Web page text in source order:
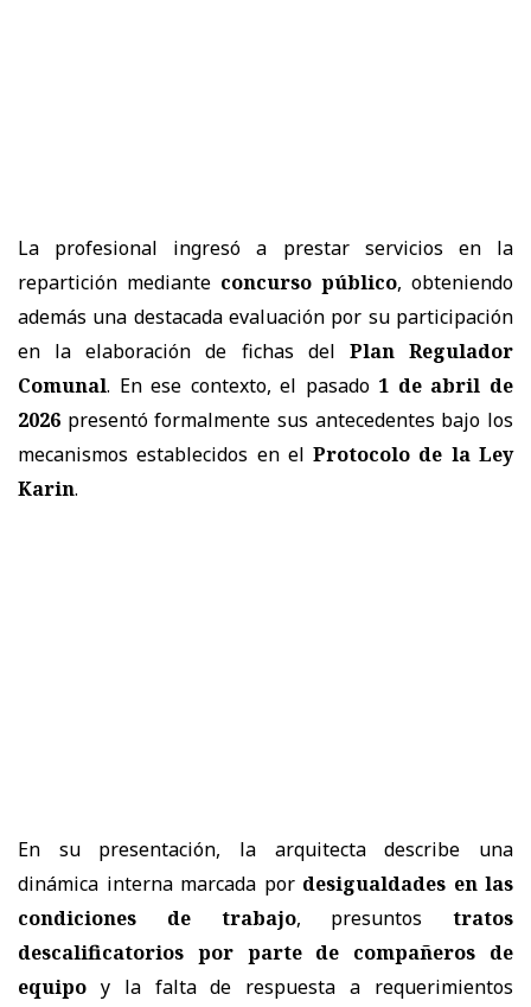
La profesional ingresó a prestar servicios en la
repartición mediante concurso público, obteniendo
además una destacada evaluación por su participación
en la elaboración de fichas del Plan Regulador
Comunal. En ese contexto, el pasado 1 de abril de
2026 presentó formalmente sus antecedentes bajo los
mecanismos establecidos en elProtocolo de la Ley
Karin.
En su presentación, la arquitecta describe una
dinámica interna marcada por desigualdades en las
condiciones de trabajo, presuntos tratos
descalificatorios por parte de compañeros de
equipo y la falta de respuesta a requerimientos